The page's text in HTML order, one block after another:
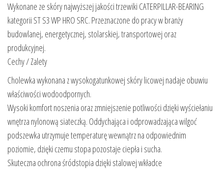
Wykonane ze skóry najwyższej jakości trzewiki CATERPILLAR-BEARING
kategorii ST S3 WP HRO SRC. Przeznaczone do pracy w branży
budowlanej, energetycznej, stolarskiej, transportowej oraz
produkcyjnej.
Cechy / Zalety
Cholewka wykonana z wysokogatunkowej skóry licowej nadaje obuwiu
właściwości wodoodpornych.
Wysoki komfort noszenia oraz zmniejszenie potliwości dzięki wyściełaniu
wnętrza nylonową siateczką. Oddychająca i odprowadzająca wilgoć
podszewka utrzymuje temperaturę wewnątrz na odpowiednim
poziomie, dzięki czemu stopa pozostaje ciepła i sucha.
Skuteczna ochrona śródstopia dzięki stalowej wkładce